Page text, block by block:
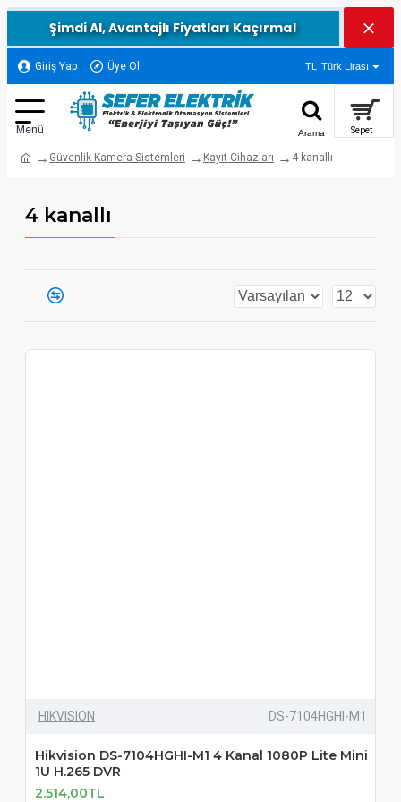
Şimdi Al, Avantajlı Fiyatları Kaçırma!
Giriş Yap Üye Ol TL Türk Lirası
Güvenlik Kamera Sistemleri Kayıt Cihazları 4 kanallı
4 kanallı
HIKVISION DS-7104HGHI-M1
Hikvision DS-7104HGHI-M1 4 Kanal 1080P Lite Mini
1U H.265 DVR
2.514,00TL